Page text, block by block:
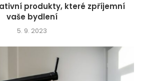
produkty, které zpříjemní
vaše bydlení
5. 9. 2023